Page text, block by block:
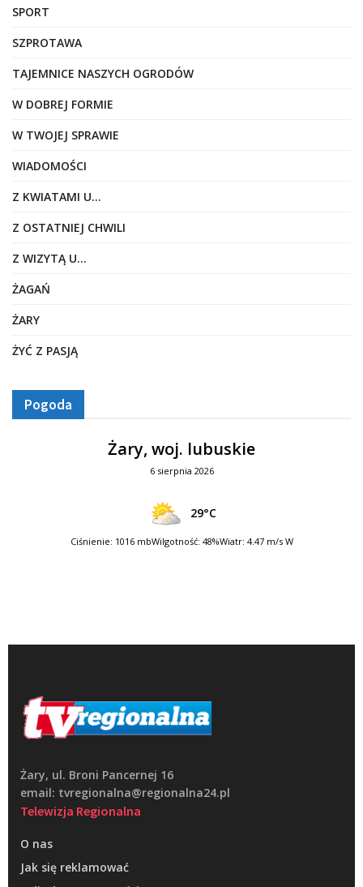
SPORT
SZPROTAWA
TAJEMNICE NASZYCH OGRODÓW
W DOBREJ FORMIE
W TWOJEJ SPRAWIE
WIADOMOŚCI
Z KWIATAMI U…
Z OSTATNIEJ CHWILI
Z WIZYTĄ U…
ŻAGAŃ
ŻARY
ŻYĆ Z PASJĄ
Pogoda
Żary, woj. lubuskie
6 sierpnia 2026
29°C
Ciśnienie: 1016 mbWilgotność: 48%Wiatr: 4.47 m/s W
Żary, ul. Broni Pancernej 16
email: tvregionalna@regionalna24.pl
Telewizja Regionalna
O nas
Jak się reklamować